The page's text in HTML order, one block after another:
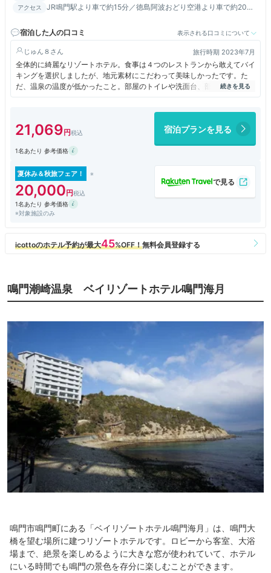
アクセス
JR鳴門駅より車で約15分／徳島阿波おどり空港より車で約20分
宿泊した人の口コミ
表示される口コミについて
じゅん８ 旅行時期 2023年7月
全体的に綺麗なリゾートホテル。食事は４つのレストランから敢えてバイ
キングを選択しましたが、地元素材にこだわって美味しかったです。た
だ、温泉の温度が低かったこと。部屋のトイレや洗面台、部屋の風呂（使
用しませんでしたが）がかなり古かったのが残念でした。従業員の方の接
21,069 宿泊プランを見る
1名あたり 参考価格
夏休み＆秋旅フェア！
20,000
1名あたり 参考価格
※対象施設のみ
鳴門潮崎温泉 ベイリゾートホテル鳴門海月
鳴門市鳴門町にある「ベイリゾートホテル鳴門海月」は、鳴門大
橋を望む場所に建つリゾートホテルです。ロビーから客室、大浴
場まで、絶景を楽しめるように大きな窓が使われていて、ホテル
にいる時間でも鳴門の景色を存分に楽しむことができます。